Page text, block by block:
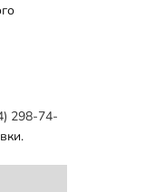
298-74-